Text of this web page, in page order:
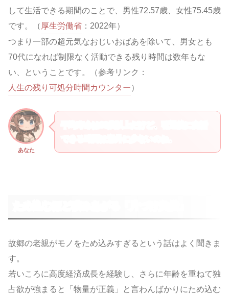
して生活できる期間のことで、男性72.57歳、女性75.45歳
です。（ 厚生労働省 ：2022年）
つまり一部の超元気なおじいおばあを除いて、男女とも
70代になれば制限なく活動できる残り時間は数年もな
い、ということです。（参考リンク：
人生の残り可処分時間カウンター）
あなた
故郷の老親がモノをため込みすぎるという話はよく聞きま
す。
若いころに高度経済成長を経験し、さらに年齢を重ねて独
占欲が強まると「物量が正義」と言わんばかりにため込む